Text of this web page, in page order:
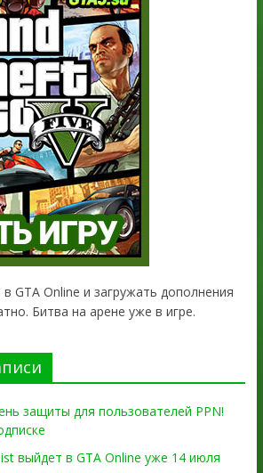
GTA Online и загружать дополнения
Битва на арене уже в игре.
защиты для пользователей PPN!
выйдет в GTA Online уже 14 июля